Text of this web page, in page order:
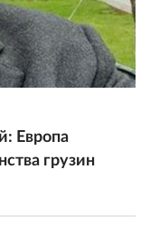
Европа
грузин